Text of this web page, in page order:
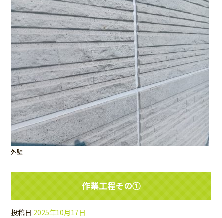
外壁
作業工程その①
投稿日 2025年10月17日